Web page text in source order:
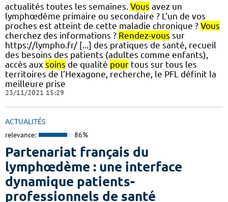
actualités toutes les semaines. Vous avez un
lymphœdème primaire ou secondaire ? L’un de vos
proches est atteint de cette maladie chronique ? Vous
cherchez des informations ? Rendez-vous sur
https://lympho.fr/ [...] des pratiques de santé, recueil
des besoins des patients (adultes comme enfants),
accès aux soins de qualité pour tous sur tous les
territoires de l’Hexagone, recherche, le PFL définit la
meilleure prise
23/11/2021 15:29
ACTUALITÉS
relevance: 86%
Partenariat français du
lymphœdème : une interface
dynamique patients-
professionnels de santé